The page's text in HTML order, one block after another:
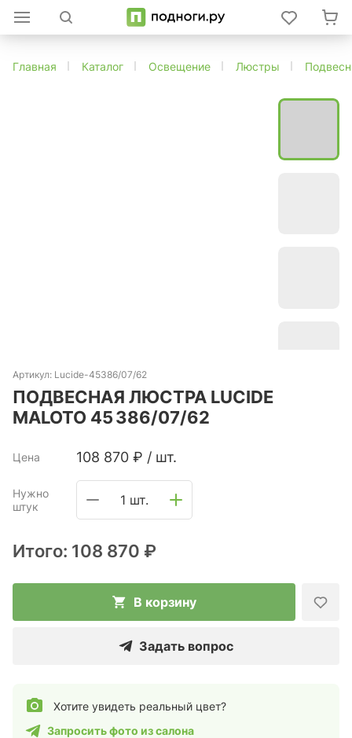
Главная Каталог Освещение Люстры
Артикул: Lucide-45386/07/62
ПОДВЕСНАЯ ЛЮСТРА LUCIDE
MALOTO 45 386/07/62
Цена 108 870 ₽ / шт.
Нужно
штук
1 шт.
Итого: 108 870 ₽
В корзину
Задать вопрос
Хотите увидеть реальный цвет?
Запросить фото из салона